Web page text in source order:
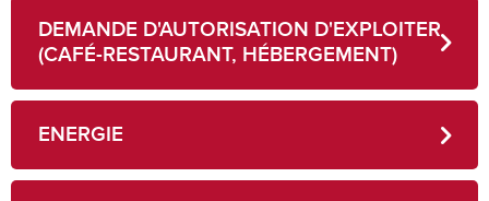
DEMANDE D'AUTORISATION D'EXPLOITER
(CAFÉ-RESTAURANT, HÉBERGEMENT)
ENERGIE